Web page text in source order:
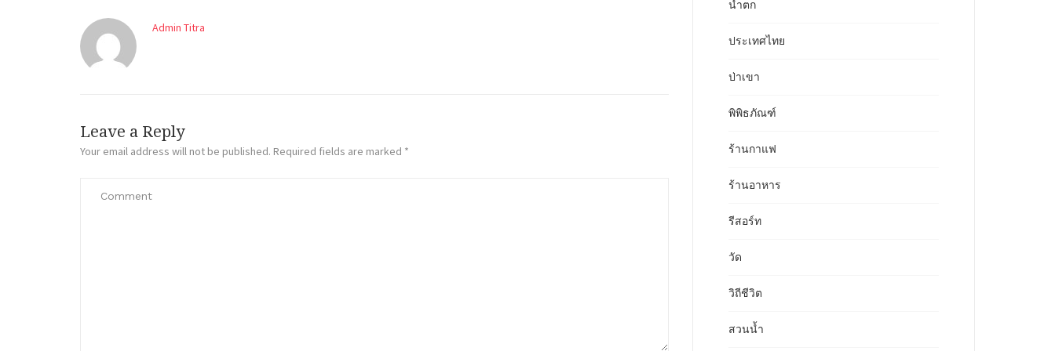
Admin Titra
Leave a Reply
Your email address will not be published. Required fields are marked *
น้ำตก
ประเทศไทย
ป่าเขา
พิพิธภัณฑ์
ร้านกาแฟ
ร้านอาหาร
รีสอร์ท
วัด
วิถีชีวิต
สวนน้ำ